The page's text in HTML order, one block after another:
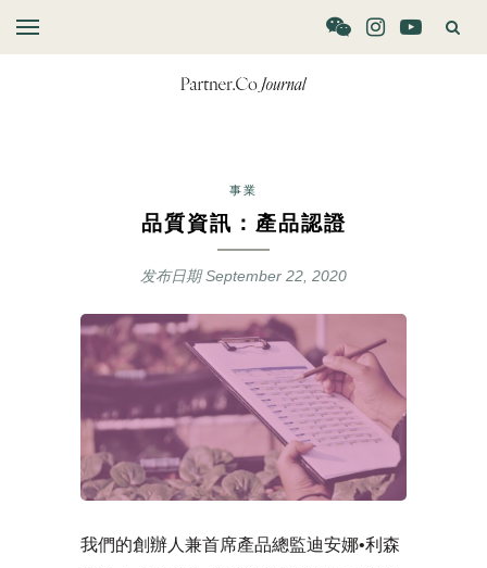
事業
品質資訊：產品認證
发布日期September 22, 2020
我們的創辦人兼首席產品總監迪安娜•利森